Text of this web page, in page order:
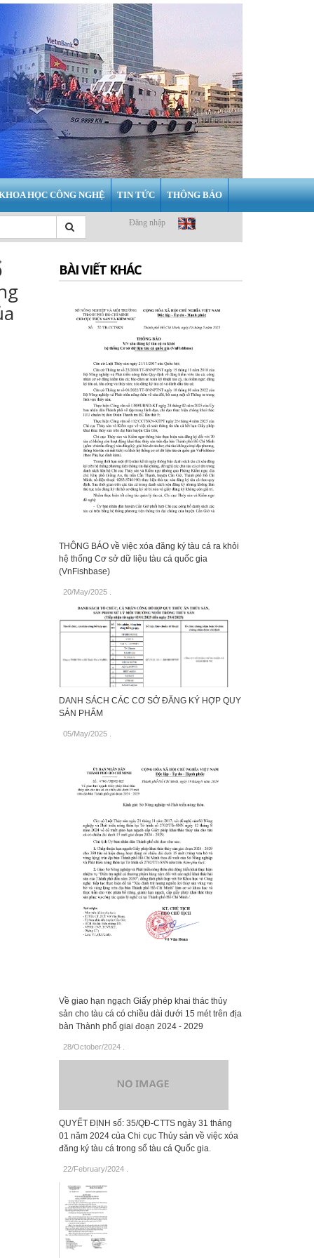
HỌC CÔNG NGHỆ TIN TỨC THÔNG BÁO
Đăng nhập
BÀI VIẾT KHÁC
THÔNG BÁO về việc xóa đăng ký tàu cá ra khỏi
hệ thống Cơ sở dữ liệu tàu cá quốc gia
(VnFishbase)
20/May/2025.
DANH SÁCH CÁC CƠ SỞ ĐĂNG KÝ HỢP QUY
SẢN PHẨM
05/May/2025.
Về giao hạn ngạch Giấy phép khai thác thủy
sản cho tàu cá có chiều dài dưới 15 mét trên địa
bàn Thành phố giai đoạn 2024 - 2029
28/October/2024.
QUYẾT ĐỊNH số: 35/QĐ-CTTS ngày 31 tháng
01 năm 2024 của Chi cục Thủy sản về việc xóa
đăng ký tàu cá trong sổ tàu cá Quốc gia.
22/February/2024.